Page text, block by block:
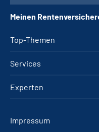
Top-Themen
Services
Experten
Meinen
Impressum